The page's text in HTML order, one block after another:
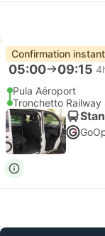
Confirmation
05:00 09:15
Pula Aéroport
Tronchetto Railway